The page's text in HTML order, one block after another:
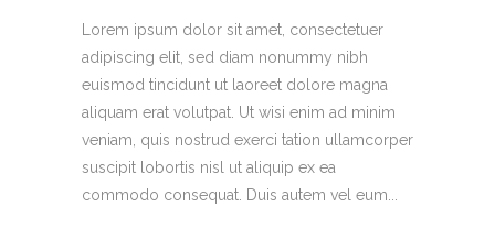
Lorem ipsum dolor sit amet, consectetuer
adipiscing elit, sed diam nonummy nibh
euismod tincidunt ut laoreet dolore magna
aliquam erat volutpat. Ut wisi enim ad minim
veniam, quis nostrud exerci tation ullamcorper
suscipit lobortis nisl ut aliquip ex ea
commodo consequat. Duis autem vel eum...